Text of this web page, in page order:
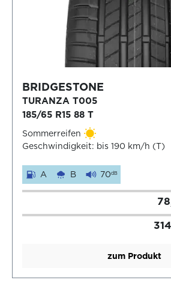
BRIDGESTONE
TURANZA T005
185/65 R15 88 T
Sommerreifen
Geschwindigkeit: bis 190 km/h (T)
A B 70dB
zum Produkt